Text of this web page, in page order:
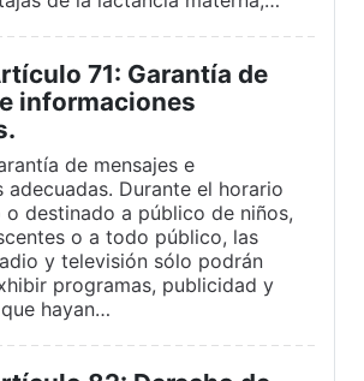
71: Garantía de
informaciones
de mensajes e
adecuadas. Durante el horario
o destinado a público de niños,
o a todo público, las
y televisión sólo podrán
programas, publicidad y
hayan…